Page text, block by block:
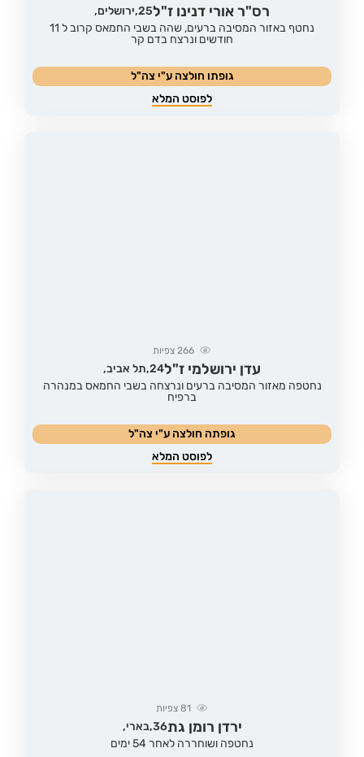
רס"ר אורי דנינו ז"ל25, ירושלים,
נחטף באזור המסיבה ברעים, שהה בשבי החמאס קרוב ל 11
חודשים ונרצח בדם קר
גופתו חולצה ע"י צה"ל
לפוסט המלא
266 צפיות
עדן ירושלמי ז"ל24, תל אביב,
נחטפה מאזור המסיבה ברעים ונרצחה בשבי החמאס במנהרה
ברפיח
גופתה חולצה ע"י צה"ל
לפוסט המלא
81 צפיות
ירדן רומן גת36, בארי,
נחטפה ושוחררה לאחר 54 ימים